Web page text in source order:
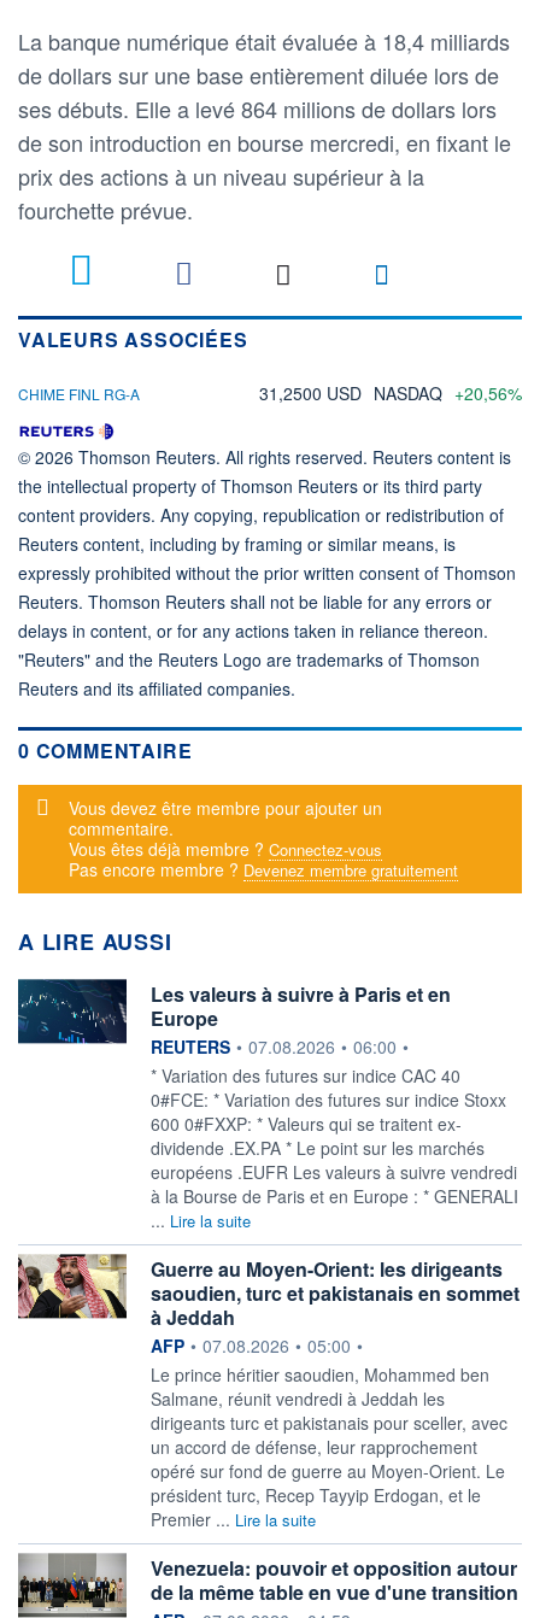
La banque numérique était évaluée à 18,4 milliards
de dollars sur une base entièrement diluée lors de
ses débuts. Elle a levé 864 millions de dollars lors
de son introduction en bourse mercredi, en fixant le
prix des actions à un niveau supérieur à la
fourchette prévue.
VALEURS ASSOCIÉES
CHIME FINL RG-A 31,2500 USD NASDAQ +20,56%
© 2026 Thomson Reuters. All rights reserved. Reuters content is
the intellectual property of Thomson Reuters or its third party
content providers. Any copying, republication or redistribution of
Reuters content, including by framing or similar means, is
expressly prohibited without the prior written consent of Thomson
Reuters. Thomson Reuters shall not be liable for any errors or
delays in content, or for any actions taken in reliance thereon.
"Reuters" and the Reuters Logo are trademarks of Thomson
Reuters and its affiliated companies.
0 COMMENTAIRE
Message d'alerte
Vous devez être membre pour ajouter un
commentaire.
Vous êtes déjà membre ? Connectez-vous
Pas encore membre ? Devenez membre gratuitement
A LIRE AUSSI
Les valeurs à suivre à Paris et en
Europe
information fournie par
REUTERS • 07.08.2026 • 06:00 •
* Variation des futures sur indice CAC 40
0#FCE: * Variation des futures sur indice Stoxx
600 0#FXXP: * Valeurs qui se traitent ex-
dividende .EX.PA * Le point sur les marchés
européens .EUFR Les valeurs à suivre vendredi
à la Bourse de Paris et en Europe : * GENERALI
... Lire la suite
Guerre au Moyen-Orient: les dirigeants
saoudien, turc et pakistanais en sommet
à Jeddah
information fournie par
AFP • 07.08.2026 • 05:00 •
Le prince héritier saoudien, Mohammed ben
Salmane, réunit vendredi à Jeddah les
dirigeants turc et pakistanais pour sceller, avec
un accord de défense, leur rapprochement
opéré sur fond de guerre au Moyen-Orient. Le
président turc, Recep Tayyip Erdogan, et le
Premier ... Lire la suite
Venezuela: pouvoir et opposition autour
de la même table en vue d'une transition